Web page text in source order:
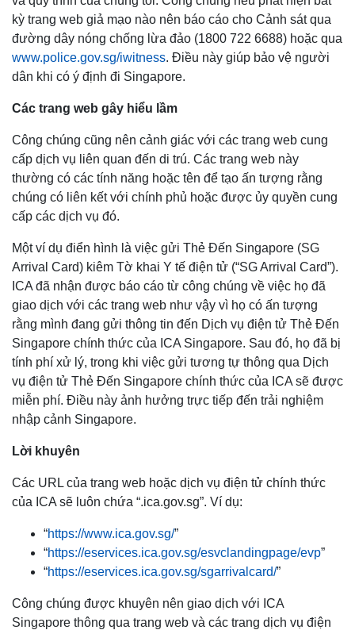
kỳ trang web giả mạo nào nên báo cáo cho Cảnh sát qua
đường dây nóng chống lừa đảo (1800 722 6688) hoặc qua
www.police.gov.sg/iwitness. Điều này giúp bảo vệ người
dân khi có ý định đi Singapore.
Các trang web gây hiểu lầm
Công chúng cũng nên cảnh giác với các trang web cung
cấp dịch vụ liên quan đến di trú. Các trang web này
thường có các tính năng hoặc tên để tạo ấn tượng rằng
chúng có liên kết với chính phủ hoặc được ủy quyền cung
cấp các dịch vụ đó.
Một ví dụ điển hình là việc gửi Thẻ Đến Singapore (SG
Arrival Card) kiêm Tờ khai Y tế điện tử (“SG Arrival Card”).
ICA đã nhận được báo cáo từ công chúng về việc họ đã
giao dịch với các trang web như vậy vì họ có ấn tượng
rằng mình đang gửi thông tin đến Dịch vụ điện tử Thẻ Đến
Singapore chính thức của ICA Singapore. Sau đó, họ đã bị
tính phí xử lý, trong khi việc gửi tương tự thông qua Dịch
vụ điện tử Thẻ Đến Singapore chính thức của ICA sẽ được
miễn phí. Điều này ảnh hưởng trực tiếp đến trải nghiệm
nhập cảnh Singapore.
Lời khuyên
Các URL của trang web hoặc dịch vụ điện tử chính thức
của ICA sẽ luôn chứa “.ica.gov.sg”. Ví dụ:
“https://www.ica.gov.sg/”
“https://eservices.ica.gov.sg/esvclandingpage/evp”
“https://eservices.ica.gov.sg/sgarrivalcard/”
Công chúng được khuyên nên giao dịch với ICA
Singapore thông qua trang web và các trang dịch vụ điện